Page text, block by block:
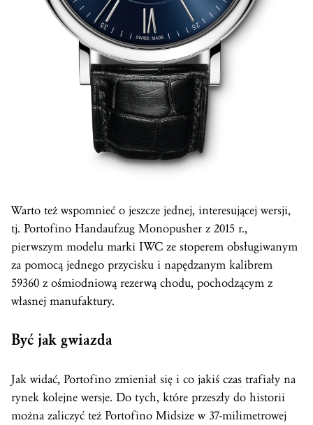
Warto też wspomnieć o jeszcze jednej, interesującej wersji,
tj. Portofino Handaufzug Monopusher z 2015 r.,
pierwszym modelu marki IWC ze stoperem obsługiwanym
za pomocą jednego przycisku i napędzanym kalibrem
59360 z ośmiodniową rezerwą chodu, pochodzącym z
własnej manufaktury.
Być jak gwiazda
Jak widać, Portofino zmieniał się i co jakiś czas trafiały na
rynek kolejne wersje. Do tych, które przeszły do historii
można zaliczyć też Portofino Midsize w 37-milimetrowej